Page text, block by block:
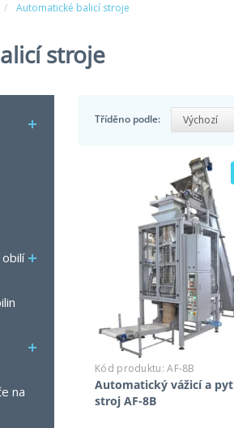
Automatické balicí stroje
stroje
na
Tříděno podle:
Kód produktu:AF-8B
Automatický vážicí a
stroj AF-8B